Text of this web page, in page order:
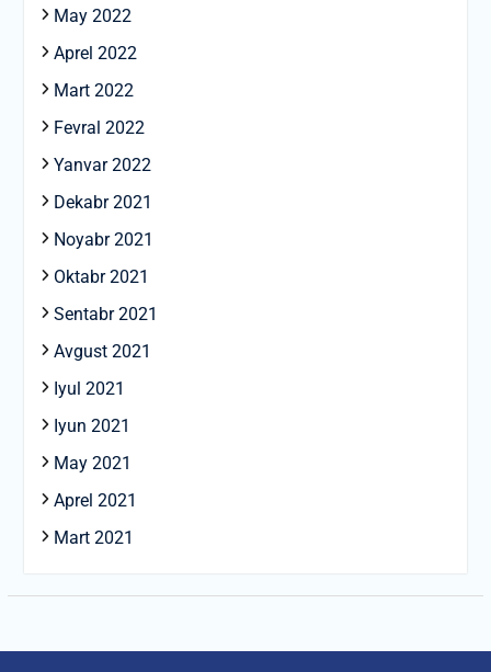
May 2022
Aprel 2022
Mart 2022
Fevral 2022
Yanvar 2022
Dekabr 2021
Noyabr 2021
Oktabr 2021
Sentabr 2021
Avgust 2021
Iyul 2021
Iyun 2021
May 2021
Aprel 2021
Mart 2021